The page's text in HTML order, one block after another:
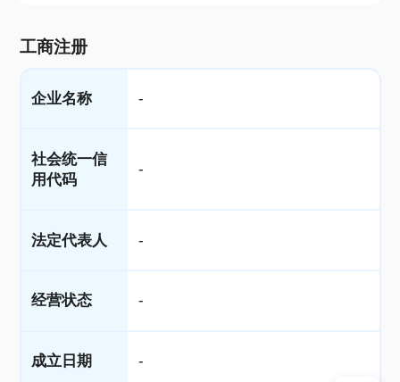
工商注册
企业名称 -
社会统一信
用代码
-
法定代表人 -
经营状态 -
成立日期 -